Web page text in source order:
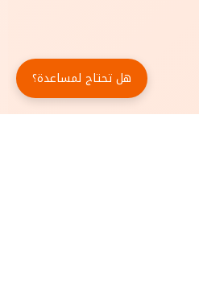
هل تحتاج لمساعدة؟